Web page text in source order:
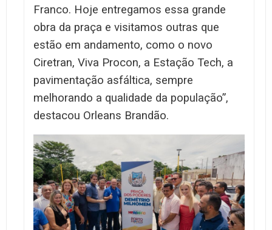
Franco. Hoje entregamos essa grande
obra da praça e visitamos outras que
estão em andamento, como o novo
Ciretran, Viva Procon, a Estação Tech, a
pavimentação asfáltica, sempre
melhorando a qualidade da população”,
destacou Orleans Brandão.